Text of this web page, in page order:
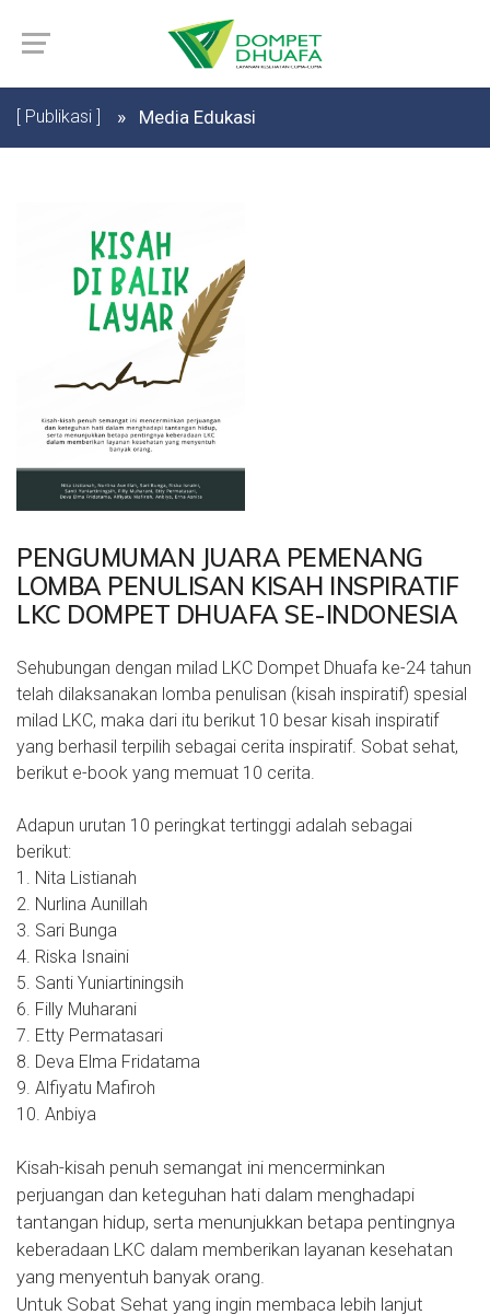
[ Publikasi ] Media Edukasi
PENGUMUMAN JUARA PEMENANG
LOMBA PENULISAN KISAH INSPIRATIF
LKC DOMPET DHUAFA SE-INDONESIA
Sehubungan dengan milad LKC Dompet Dhuafa ke-24 tahun
telah dilaksanakan lomba penulisan (kisah inspiratif) spesial
milad LKC, maka dari itu berikut 10 besar kisah inspiratif
yang berhasil terpilih sebagai cerita inspiratif. Sobat sehat,
berikut e-book yang memuat 10 cerita.
Adapun urutan 10 peringkat tertinggi adalah sebagai
berikut:
1. Nita Listianah
2. Nurlina Aunillah
3. Sari Bunga
4. Riska Isnaini
5. Santi Yuniartiningsih
6. Filly Muharani
7. Etty Permatasari
8. Deva Elma Fridatama
9. Alfiyatu Mafiroh
10. Anbiya
Kisah-kisah penuh semangat ini mencerminkan
perjuangan dan keteguhan hati dalam menghadapi
tantangan hidup, serta menunjukkan betapa pentingnya
keberadaan LKC dalam memberikan layanan kesehatan
yang menyentuh banyak orang.
Untuk Sobat Sehat yang ingin membaca lebih lanjut